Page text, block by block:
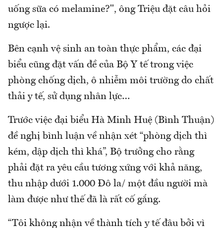
uống sữa có melamine?", ông Triệu đặt câu hỏi
ngược lại.
Bên cạnh vệ sinh an toàn thực phẩm, các đại
biểu cũng đặt vấn đề của Bộ Y tế trong việc
phòng chống dịch, ô nhiễm môi trường do chất
thải y tế, sử dụng nhân lực…
Trước việc đại biểu Hà Minh Huệ (Bình Thuận)
đề nghị bình luận về nhận xét “phòng dịch thì
kém, dập dịch thì khá”, Bộ trưởng cho rằng
phải đặt ra yêu cầu tương xứng với khả năng,
thu nhập dưới 1.000 Đô la/ một đầu người mà
làm được như thế đã là rất cố gắng.
“Tôi không nhận về thành tích y tế đâu bởi vì